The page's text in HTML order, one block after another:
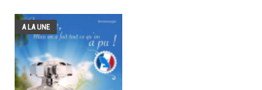
A LA UNE